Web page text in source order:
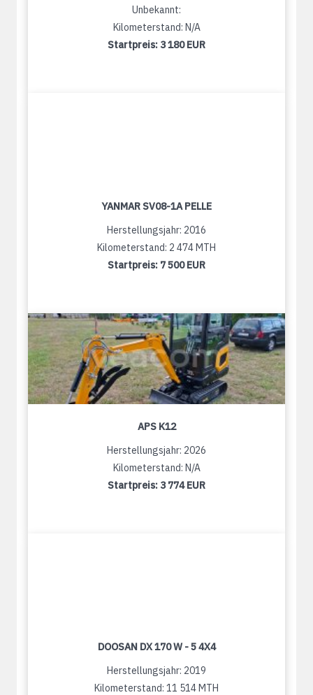
Unbekannt:
Kilometerstand: N/A
Startpreis: 3 180 EUR
YANMAR SV08-1A PELLE
Herstellungsjahr: 2016
Kilometerstand: 2 474 MTH
Startpreis: 7 500 EUR
APS K12
Herstellungsjahr: 2026
Kilometerstand: N/A
Startpreis: 3 774 EUR
DOOSAN DX 170 W - 5 4X4
Herstellungsjahr: 2019
Kilometerstand: 11 514 MTH